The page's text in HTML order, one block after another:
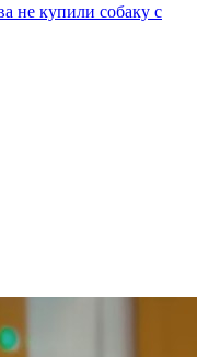
не купили собаку с